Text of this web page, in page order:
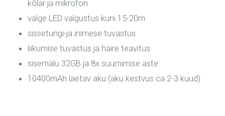
kõlar ja mikrofon
valge LED valgustus kuni 15-20m
sissetungi-ja inimese tuvastus
liikumise tuvastus ja häire teavitus
sisemälu 32GB ja 8x suumimise aste
10400mAh laetav aku (aku kestvus ca 2-3 kuud)